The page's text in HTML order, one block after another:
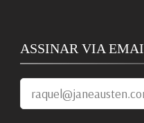
ASSINAR VIA